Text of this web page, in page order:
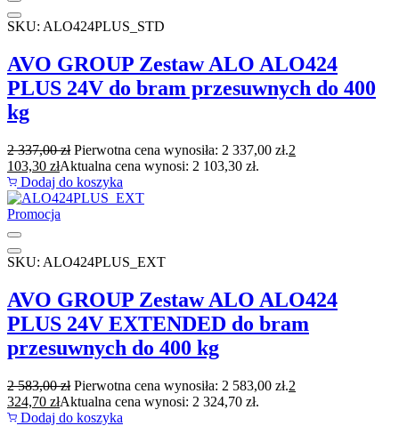
SKU: ALO424PLUS_STD
AVO GROUP Zestaw ALO ALO424
PLUS 24V do bram przesuwnych do 400
kg
2 337,00zł Pierwotna cena wynosiła: 2 337,00 zł.2
103,30 złAktualna cena wynosi: 2 103,30 zł.
Dodaj do koszyka
Promocja
SKU: ALO424PLUS_EXT
AVO GROUP Zestaw ALO ALO424
PLUS 24V EXTENDED do bram
przesuwnych do 400 kg
2 583,00zł Pierwotna cena wynosiła: 2 583,00 zł.2
324,70 złAktualna cena wynosi: 2 324,70 zł.
Dodaj do koszyka